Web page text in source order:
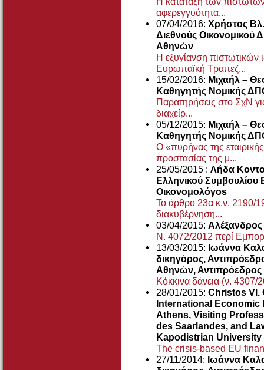
αφερεγγυότητα...
07/04/2016: Χρήστος
Διεθνούς Οικονομικού
Αθηνών
Η εξυγίανση πιστωτικών
Ευρωπαϊκή Τραπεζ...
15/02/2016: Μιχαήλ –
Καθηγητής Νομικής
Παρατηρήσεις στο ΣχΝ
διαχείρ...
05/12/2015: Μιχαήλ –
Καθηγητής Νομικής
Ο «πυρήνας της
προστασίας της μ...
25/05/2015 : Λήδα
Ελληνικού Συμβουλίου
Οικονομολόγοs
Το άρθρο 23α κ.ν. 2190/
διακυβέρνηση...
03/04/2015:
Ν. 4072/2012 περί
13/03/2015: Ιωάννα
δικηγόρος,
Αθηνών,
Κόκκινα δάνεια (ν. 4307/
28/01/2015: Christos Vl.
International Economic
Athens, Visiting
des Saarlandes, and
Kapodistrian University
The crisis-based EU
27/11/2014: Ιωάννα